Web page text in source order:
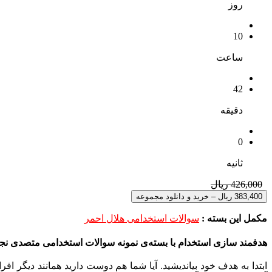
روز
10
ساعت
42
دقیقه
0
ثانیه
426,000 ریال
383,400 ریال – خرید و دانلود مجموعه
مکمل این بسته : سوالات استخدامی هلال احمر
هدفمند سازی استخدام با بسته‌ی نمونه سوالات استخدامی متصدی
ابتدا به هدف خود بیاندیشید. آیا شما هم دوست دارید همانند